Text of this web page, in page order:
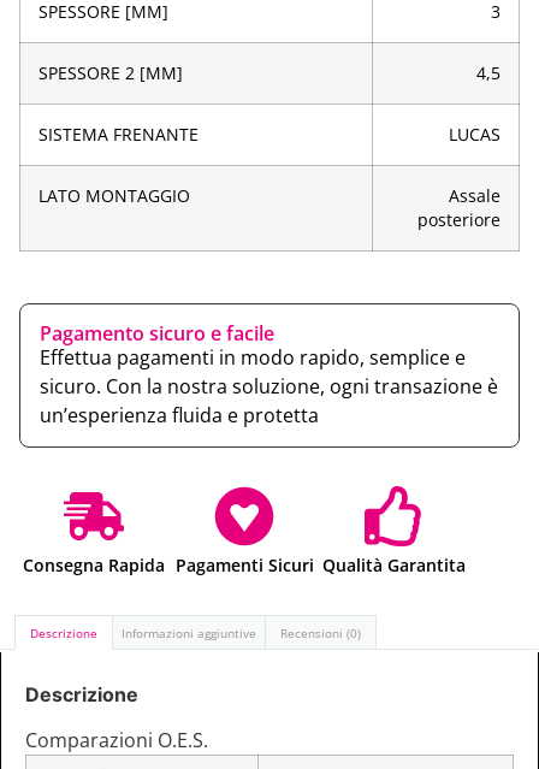
SPESSORE [MM] 3
SPESSORE 2 [MM] 4,5
SISTEMA FRENANTE LUCAS
LATO MONTAGGIO
Assale
posteriore
Pagamento sicuro e facile
Effettua pagamenti in modo rapido, semplice e
sicuro. Con la nostra soluzione, ogni transazione è
un’esperienza fluida e protetta
Consegna Rapida Pagamenti Sicuri Qualità Garantita
Descrizione Informazioni aggiuntive Recensioni (0)
Descrizione
Comparazioni O.E.S.